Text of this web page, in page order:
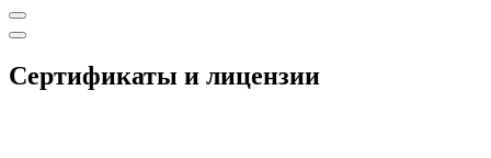
Сертификаты и лицензии